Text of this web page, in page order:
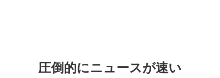
圧倒的にニュースが速い